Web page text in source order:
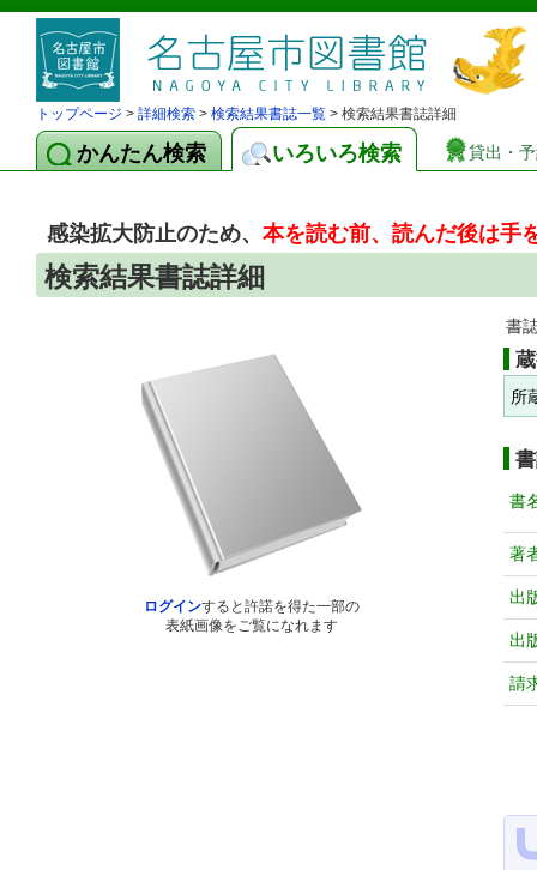
トップページ > 詳細検索 > 検索結果書誌一覧 > 検索結果書誌詳細
かんたん検索 いろいろ検索 貸出・
感染拡大防止のため、本を読む前、読んだ後は手
検索結果書誌詳細
ログインすると許諾を得た一部の
表紙画像をご覧になれます
書
所
書
著
出
出
請